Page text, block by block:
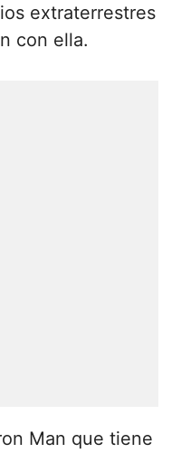
extraterrestres
con ella.
Man que tiene